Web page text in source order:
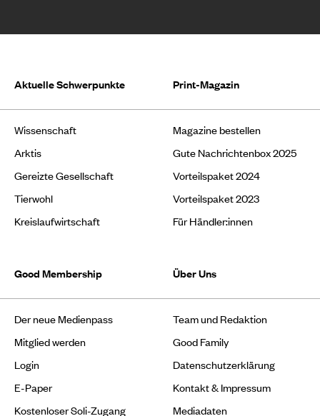
Aktuelle Schwerpunkte
Wissenschaft
Arktis
Gereizte Gesellschaft
Tierwohl
Kreislaufwirtschaft
Print-Magazin
Magazine bestellen
Gute Nachrichtenbox 2025
Vorteilspaket 2024
Vorteilspaket 2023
Für Händler:innen
Good Membership
Der neue Medienpass
Mitglied werden
Login
E-Paper
Kostenloser Soli-Zugang
Über Uns
Team und Redaktion
Good Family
Datenschutzerklärung
Kontakt & Impressum
Mediadaten